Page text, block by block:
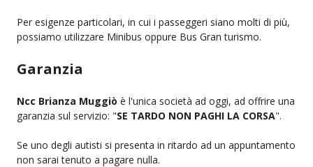
Per esigenze particolari, in cui i passeggeri siano molti di più,
possiamo utilizzare Minibus oppure Bus Gran turismo.
Garanzia
Ncc Brianza Muggiò è l'unica società ad oggi, ad offrire una
garanzia sul servizio: "SE TARDO NON PAGHI LA CORSA".
Se uno degli autisti si presenta in ritardo ad un appuntamento
non sarai tenuto a pagare nulla.